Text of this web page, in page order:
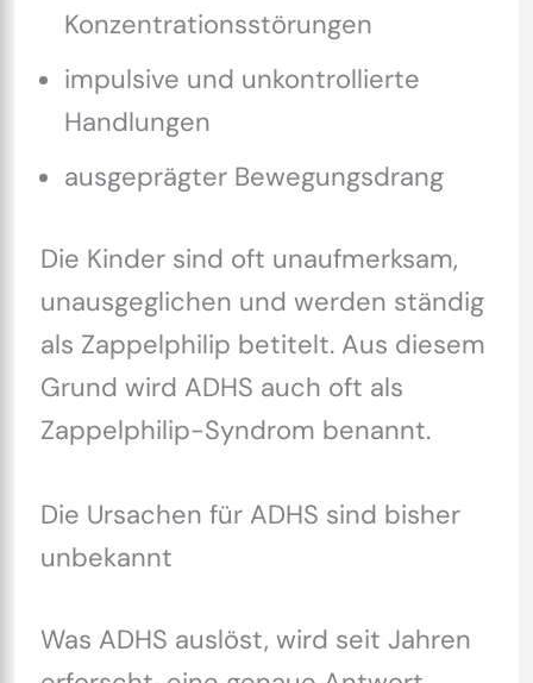
Konzentrationsstörungen
impulsive und unkontrollierte
Handlungen
ausgeprägter Bewegungsdrang
Die Kinder sind oft unaufmerksam,
unausgeglichen und werden ständig
als Zappelphilip betitelt. Aus diesem
Grund wird ADHS auch oft als
Zappelphilip-Syndrom benannt.
Die Ursachen für ADHS sind bisher
unbekannt
Was ADHS auslöst, wird seit Jahren